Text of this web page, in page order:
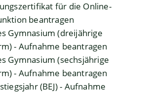
für die Online-
beantragen
Gymnasium (dreijährige
- Aufnahme beantragen
Gymnasium (sechsjährige
- Aufnahme beantragen
(BEJ) - Aufnahme